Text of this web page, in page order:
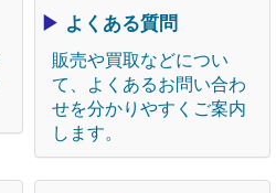
▶ よくある質問
販売や買取などについ
て、よくあるお問い合わ
せを分かりやすくご案内
します。